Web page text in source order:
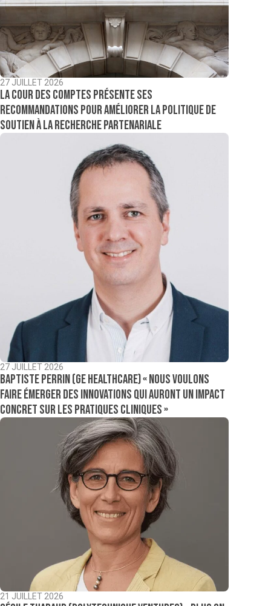
27 JUILLET 2026
La Cour des comptes présente ses
recommandations pour améliorer la politique de
soutien à la recherche partenariale
27 JUILLET 2026
Baptiste Perrin (GE Healthcare) « Nous voulons
faire émerger des innovations qui auront un impact
concret sur les pratiques cliniques »
21 JUILLET 2026